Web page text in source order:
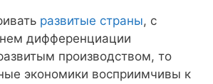
развитые страны, с
дифференциации
производством, то
экономики восприимчивы к